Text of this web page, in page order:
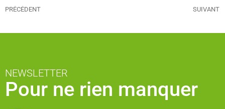
PRÉCÉDENT SUIVANT
NEWSLETTER
Pour ne rien manquer